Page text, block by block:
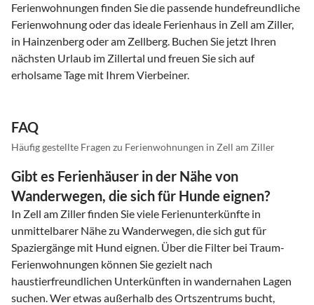
Ferienwohnungen finden Sie die passende hundefreundliche
Ferienwohnung oder das ideale Ferienhaus in Zell am Ziller,
in Hainzenberg oder am Zellberg. Buchen Sie jetzt Ihren
nächsten Urlaub im Zillertal und freuen Sie sich auf
erholsame Tage mit Ihrem Vierbeiner.
FAQ
Häufig gestellte Fragen zu Ferienwohnungen in Zell am Ziller
Gibt es Ferienhäuser in der Nähe von
Wanderwegen, die sich für Hunde eignen?
In Zell am Ziller finden Sie viele Ferienunterkünfte in
unmittelbarer Nähe zu Wanderwegen, die sich gut für
Spaziergänge mit Hund eignen. Über die Filter bei Traum-
Ferienwohnungen können Sie gezielt nach
haustierfreundlichen Unterkünften in wandernahen Lagen
suchen. Wer etwas außerhalb des Ortszentrums bucht,